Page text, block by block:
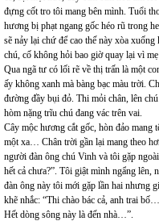
đựng cốt tro tôi mang bên mình. Tuổi
hương bị phạt ngang gốc héo rũ trong
sẽ nảy lại chứ để cao thế này xòa
chú, cố không hỏi bao giờ quay lại vì
Qua ngã tư có lối rẽ về thị trấn là một
ấy không xanh mà bàng bạc màu trời.
đường đầy bụi đỏ. Thi mỏi chân, lên
hòm nặng trĩu chú đang vác trên vai.
Cây mộc hương cắt gốc, hòn đảo mang
một xa… Chân trời gần lại mang theo
người đàn ông chú Vinh và tôi gặp
hết cả chưa?”. Tôi giật mình ngẩng
đàn ông này tôi mới gặp lần hai nhưng
khẽ nhắc: “Thi chào bác cả, anh trai
Hết dòng sông này là đến nhà…”.